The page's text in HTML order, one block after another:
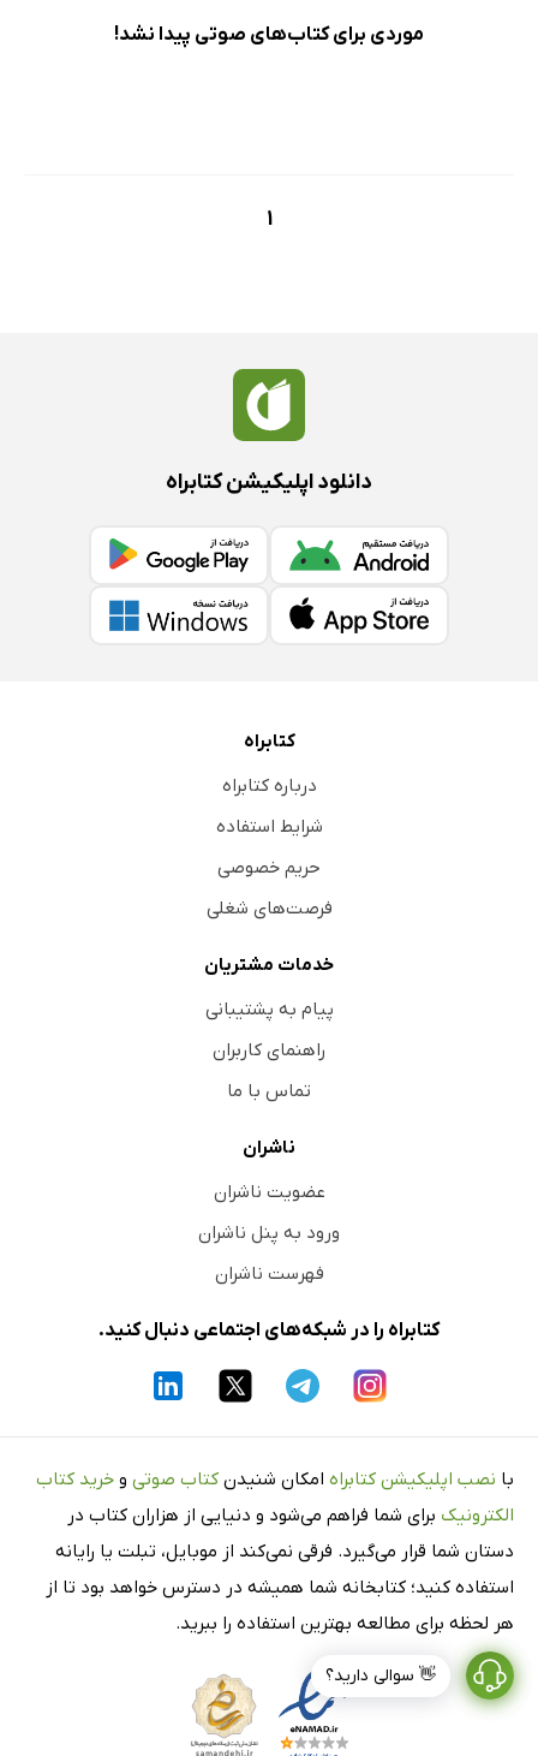
موردی برای کتاب‌های صوتی پیدا نشد!
1
👋 سوالی دارید؟
دانلود اپلیکیشن کتابراه
کتابراه
درباره کتابراه
شرایط استفاده
حریم خصوصی
فرصت‌های شغلی
خدمات مشتریان
پیام به پشتیبانی
راهنمای کاربران
تماس با ما
ناشران
عضویت ناشران
ورود به پنل ناشران
فهرست ناشران
کتابراه را در شبکه‌های اجتماعی دنبال کنید.
با نصب اپلیکیشن کتابراه امکان شنیدن کتاب صوتی و خرید کتاب
الکترونیک برای شما فراهم می‌شود و دنیایی از هزاران کتاب در
دستان شما قرار می‌گیرد. فرقی نمی‌کند از موبایل، تبلت یا رایانه
استفاده کنید؛ کتابخانه شما همیشه در دسترس خواهد بود تا از
هر لحظه برای مطالعه بهترین استفاده را ببرید.